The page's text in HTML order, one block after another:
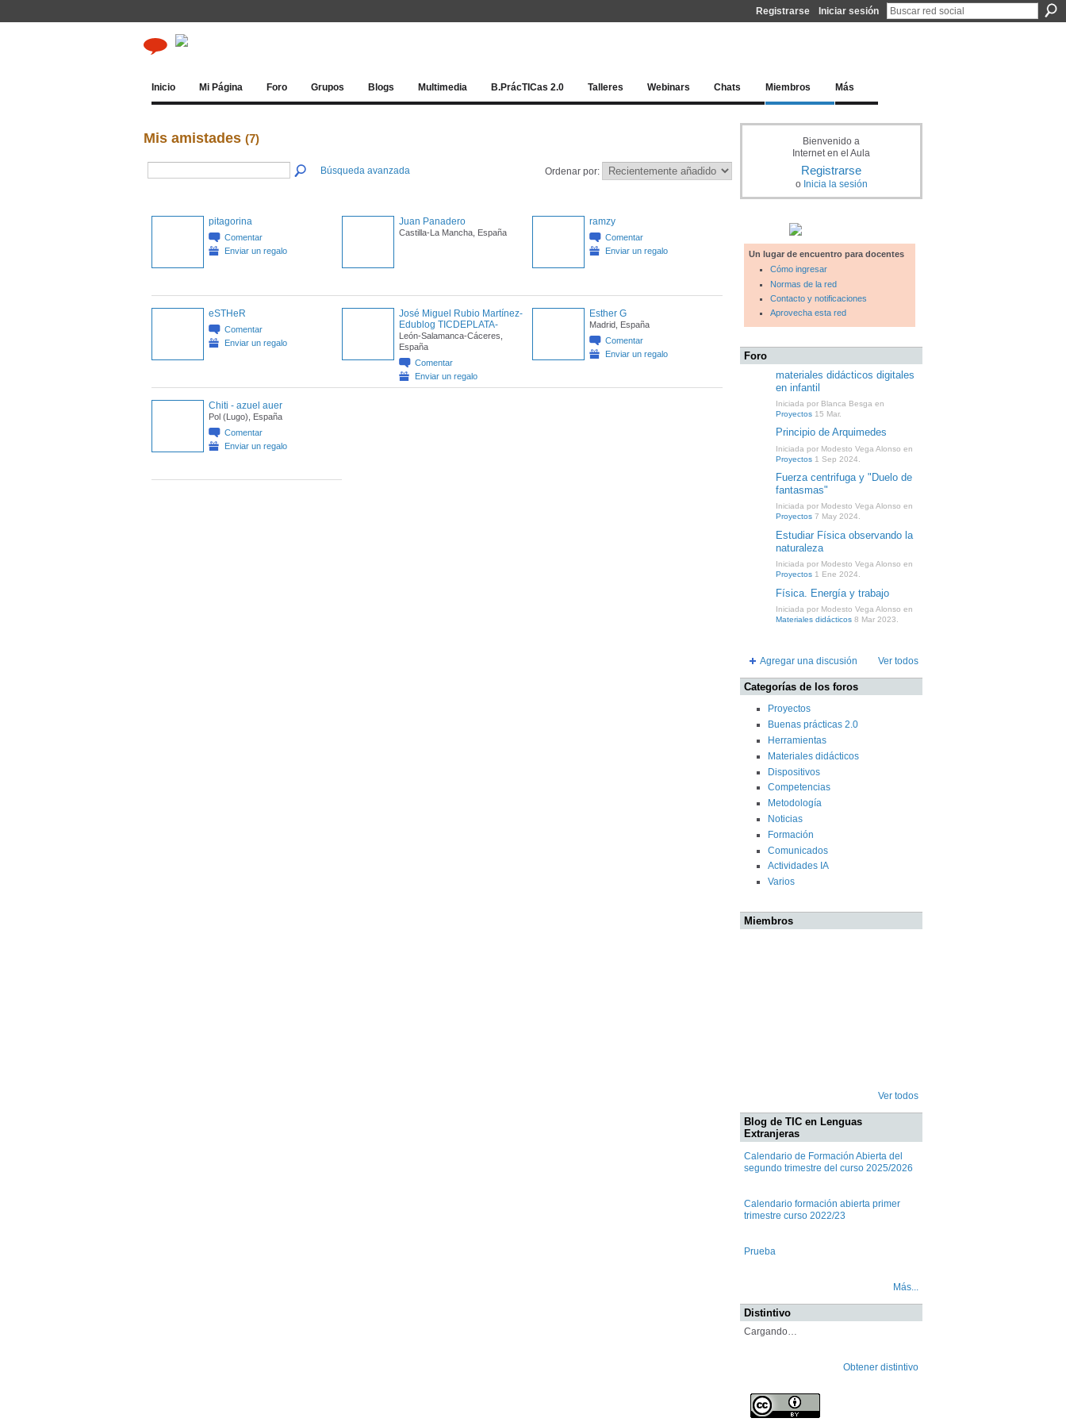
Registrarse Iniciar sesión
Inicio Mi Página Foro Grupos Blogs Multimedia B.PrácTICas 2.0 Talleres Webinars Chats Miembros Más
Mis amistades (7)
Búsqueda avanzada Ordenar por:
pitagorina
Comentar
Enviar un regalo
Juan Panadero
Castilla-La Mancha, España
ramzy
Comentar
Enviar un regalo
eSTHeR
Comentar
Enviar un regalo
José Miguel Rubio Martínez-
Edublog TICDEPLATA-
León-Salamanca-Cáceres,
España
Comentar
Enviar un regalo
Esther G
Madrid, España
Comentar
Enviar un regalo
Chiti - azuel auer
Pol (Lugo), España
Comentar
Enviar un regalo
Bienvenido a
Internet en el Aula
Registrarse
o Inicia la sesión
Un lugar de encuentro para docentes
Cómo ingresar
Normas de la red
Contacto y notificaciones
Aprovecha esta red
Foro
materiales didácticos digitales
en infantil
Iniciada por Blanca Besga en
Proyectos 15 Mar.
Principio de Arquimedes
Iniciada por Modesto Vega Alonso en
Proyectos 1 Sep 2024.
Fuerza centrifuga y "Duelo de
fantasmas"
Iniciada por Modesto Vega Alonso en
Proyectos 7 May 2024.
Estudiar Física observando la
naturaleza
Iniciada por Modesto Vega Alonso en
Proyectos 1 Ene 2024.
Física. Energía y trabajo
Iniciada por Modesto Vega Alonso en
Materiales didácticos 8 Mar 2023.
Agregar una discusión Ver todos
Categorías de los foros
Proyectos
Buenas prácticas 2.0
Herramientas
Materiales didácticos
Dispositivos
Competencias
Metodología
Noticias
Formación
Comunicados
Actividades IA
Varios
Miembros
Ver todos
Blog de TIC en Lenguas
Extranjeras
Calendario de Formación Abierta del
segundo trimestre del curso 2025/2026
Calendario formación abierta primer
trimestre curso 2022/23
Prueba
Más...
Distintivo
Cargando…
Obtener distintivo